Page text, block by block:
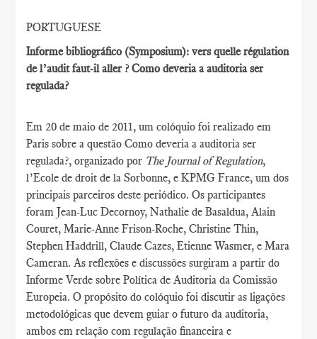
PORTUGUESE
Informe bibliográfico (Symposium): vers quelle régulation
de l’audit faut-il aller ? Como deveria a auditoria ser
regulada?
Em 20 de maio de 2011, um colóquio foi realizado em
Paris sobre a questão Como deveria a auditoria ser
regulada?, organizado por The Journal of Regulation,
l’Ecole de droit de la Sorbonne, e KPMG France, um dos
principais parceiros deste periódico. Os participantes
foram Jean-Luc Decornoy, Nathalie de Basaldua, Alain
Couret, Marie-Anne Frison-Roche, Christine Thin,
Stephen Haddrill, Claude Cazes, Etienne Wasmer, e Mara
Cameran. As reflexões e discussões surgiram a partir do
Informe Verde sobre Política de Auditoria da Comissão
Europeia. O propósito do colóquio foi discutir as ligações
metodológicas que devem guiar o futuro da auditoria,
ambos em relação com regulação financeira e